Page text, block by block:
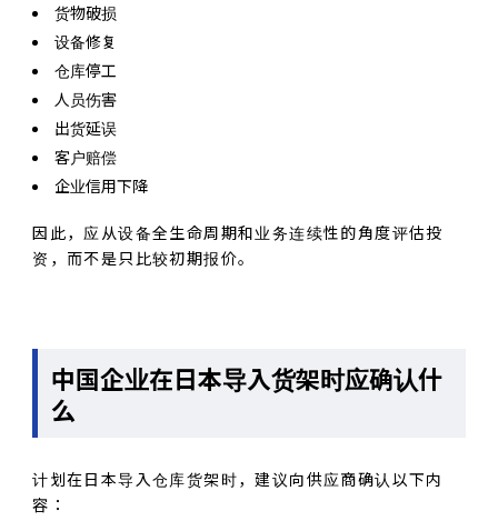
货物破损
设备修复
仓库停工
人员伤害
出货延误
客户赔偿
企业信用下降
因此，应从设备全生命周期和业务连续性的角度评估投
资，而不是只比较初期报价。
中国企业在日本导入货架时应确认什
么
计划在日本导入仓库货架时，建议向供应商确认以下内
容：